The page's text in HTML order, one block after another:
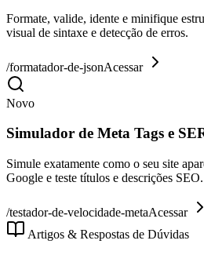
Formate, valide, idente e minifique
visual de sintaxe e detecção de erros.
/formatador-de-jsonAcessar
Novo
Simulador de Meta Tags e
Simule exatamente como o seu site
Google e teste títulos e descrições SEO.
/testador-de-velocidade-metaAcessar
Artigos & Respostas de Dúvidas